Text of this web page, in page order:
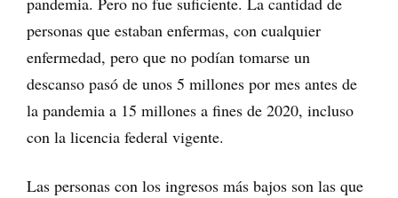
personas que estaban enfermas, con cualquier
enfermedad, pero que no podían tomarse un
descanso pasó de unos 5 millones por mes antes de
la pandemia a 15 millones a fines de 2020, incluso
con la licencia federal vigente.
Las personas con los ingresos más bajos son las que